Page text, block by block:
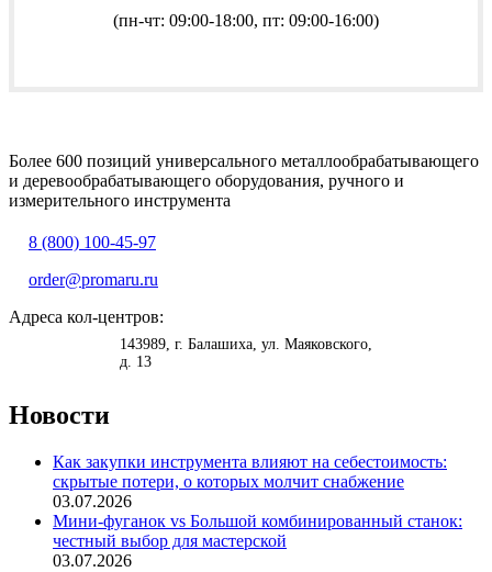
(пн-чт: 09:00-18:00, пт: 09:00-16:00)
Более 600 позиций универсального металлообрабатывающего
и деревообрабатывающего оборудования, ручного и
измерительного инструмента
8 (800) 100-45-97
order@promaru.ru
Адреса кол-центров:
143989 , г. Балашиха ул. Маяковского,
д. 13
Новости
Как закупки инструмента влияют на себестоимость:
скрытые потери, о которых молчит снабжение
03.07.2026
Мини-фуганок vs Большой комбинированный станок:
честный выбор для мастерской
03.07.2026